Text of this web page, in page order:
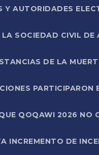
Y AUTORIDADES
LA SOCIEDAD CIVIL
DE LA
QOQAWI 2026 NO
INCREMENTO DE